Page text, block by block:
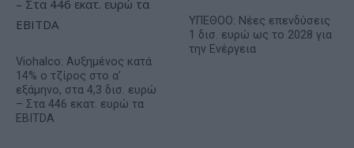
Viohalco: Αυξημένος κατά
14% ο τζίρος στο α'
εξάμηνο, στα 4,3 δισ. ευρώ
– Στα 446 εκατ. ευρώ τα
EBITDA
ΥΠΕΘΟΟ: Νέες επενδύσεις
1 δισ. ευρώ ως το 2028 για
την Ενέργεια